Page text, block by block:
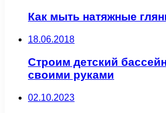
Как мыть натяжные
18.06.2018
Строим детский
своими руками
02.10.2023